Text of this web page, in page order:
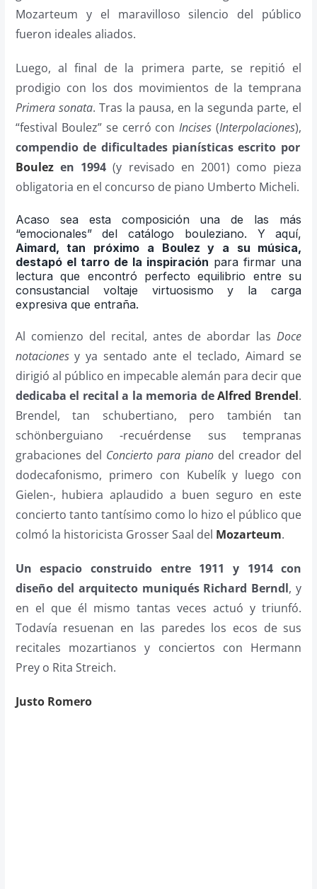
Mozarteum y el maravilloso silencio del público
fueron ideales aliados.
Luego, al final de la primera parte, se repitió el
prodigio con los dos movimientos de la temprana
Primera sonata. Tras la pausa, en la segunda parte, el
“festival Boulez” se cerró conIncises (Interpolaciones),
compendio de dificultades pianísticas escrito por
Boulezen 1994 (y revisado en 2001) como pieza
obligatoria en el concurso de piano Umberto Micheli.
Acaso sea esta composición una de las más
“emocionales” del catálogo bouleziano. Y aquí,
Aimard, tan próximo a Boulez y a su música,
destapó el tarro de la inspiración para firmar una
lectura que encontró perfecto equilibrio entre su
consustancial voltaje virtuosismo y la carga
expresiva que entraña.
Al comienzo del recital, antes de abordar lasDoce
notacionesy ya sentado ante el teclado, Aimard se
dirigió al público en impecable alemán para decir que
dedicaba el recital a la memoria deAlfred Brendel.
Brendel, tan schubertiano, pero también tan
schönberguiano -recuérdense sus tempranas
grabaciones del Concierto para pianodel creador del
dodecafonismo, primero con Kubelík y luego con
Gielen-, hubiera aplaudido a buen seguro en este
concierto tanto tantísimo como lo hizo el público que
colmó la historicista Grosser Saal del Mozarteum.
Un espacio construido entre 1911 y 1914 con
diseño del arquitecto muniqués Richard Berndl, y
en el que él mismo tantas veces actuó y triunfó.
Todavía resuenan en las paredes los ecos de sus
recitales mozartianos y conciertos con Hermann
Prey o Rita Streich.
Justo Romero